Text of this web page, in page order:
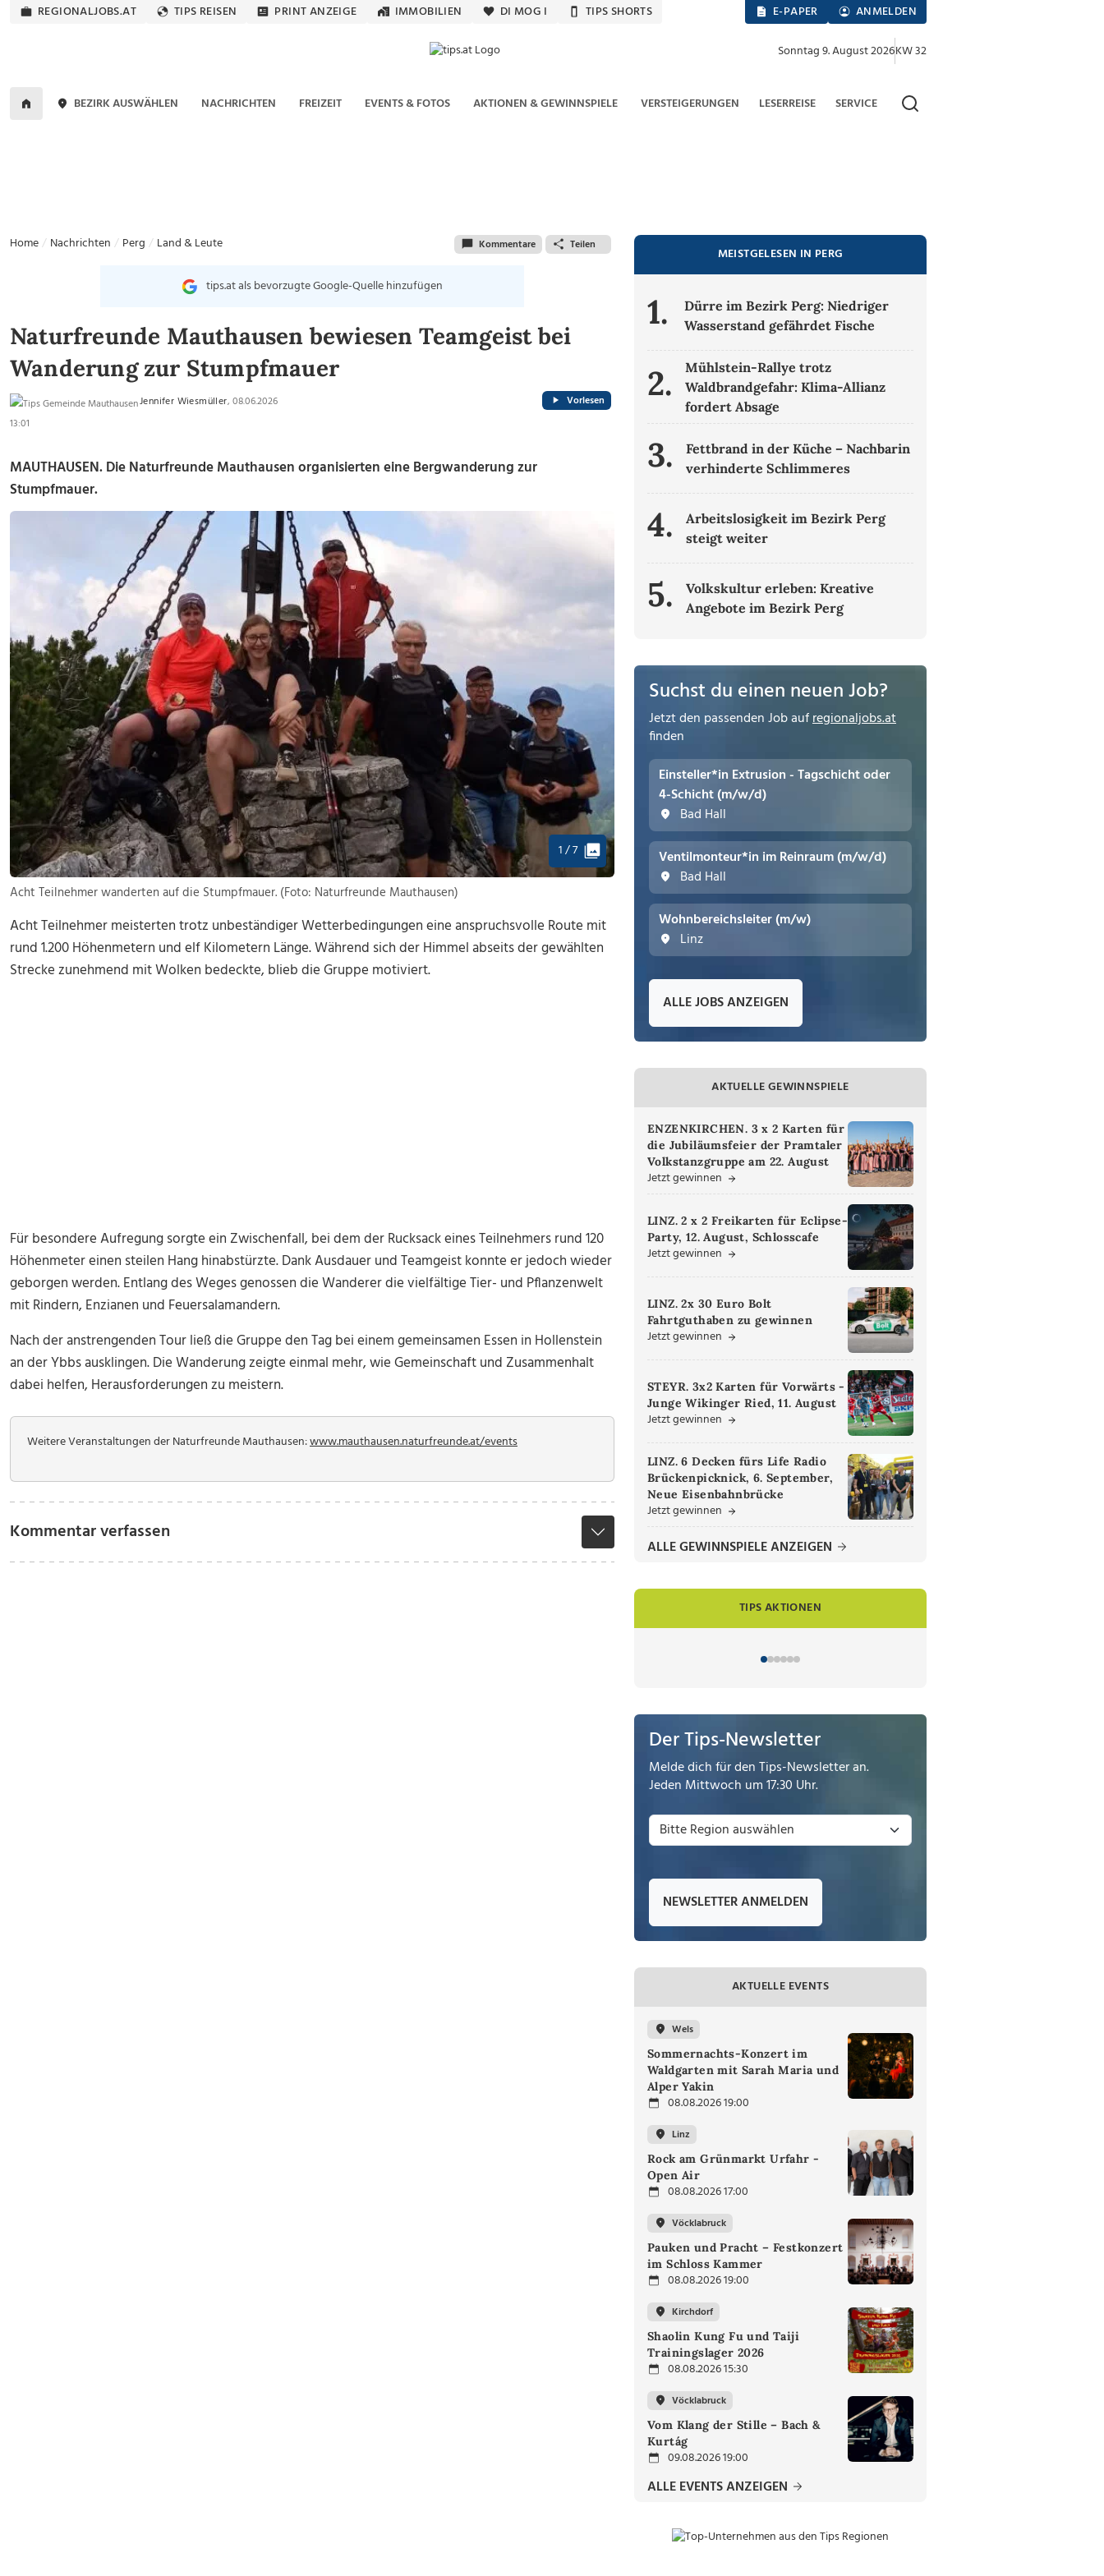
REGIONALJOBS.AT TIPS REISEN PRINT ANZEIGE IMMOBILIEN DI MOG I TIPS SHORTS E-PAPER ANMELDEN
Sonntag 9. August 2026KW 32
BEZIRK AUSWÄHLEN NACHRICHTEN FREIZEIT EVENTS & FOTOS AKTIONEN & GEWINNSPIELE VERSTEIGERUNGEN LESERREISE SERVICE
Home Nachrichten Perg Land & Leute Kommentare Teilen
tips.at als bevorzugte Google-Quelle hinzufügen
Naturfreunde Mauthausen bewiesen Teamgeist bei
Wanderung zur Stumpfmauer
Jennifer Wiesmüller, 08.06.2026
13:01
Vorlesen
MAUTHAUSEN. Die Naturfreunde Mauthausen organisierten eine Bergwanderung zur
Stumpfmauer.
1 / 7
Acht Teilnehmer wanderten auf die Stumpfmauer. (Foto: Naturfreunde Mauthausen)
Acht Teilnehmer meisterten trotz unbeständiger Wetterbedingungen eine anspruchsvolle Route mit
rund 1.200 Höhenmetern und elf Kilometern Länge. Während sich der Himmel abseits der gewählten
Strecke zunehmend mit Wolken bedeckte, blieb die Gruppe motiviert.
Für besondere Aufregung sorgte ein Zwischenfall, bei dem der Rucksack eines Teilnehmers rund 120
Höhenmeter einen steilen Hang hinabstürzte. Dank Ausdauer und Teamgeist konnte er jedoch wieder
geborgen werden. Entlang des Weges genossen die Wanderer die vielfältige Tier- und Pflanzenwelt
mit Rindern, Enzianen und Feuersalamandern.
Nach der anstrengenden Tour ließ die Gruppe den Tag bei einem gemeinsamen Essen in Hollenstein
an der Ybbs ausklingen. Die Wanderung zeigte einmal mehr, wie Gemeinschaft und Zusammenhalt
dabei helfen, Herausforderungen zu meistern.
Weitere Veranstaltungen der Naturfreunde Mauthausen:www.mauthausen.naturfreunde.at/events
Kommentar verfassen
MEISTGELESEN IN PERG
1.
Dürre im Bezirk Perg: Niedriger
Wasserstand gefährdet Fische
2.
Mühlstein-Rallye trotz
Waldbrandgefahr: Klima-Allianz
fordert Absage
3.
Fettbrand in der Küche – Nachbarin
verhinderte Schlimmeres
4.
Arbeitslosigkeit im Bezirk Perg
steigt weiter
5.
Volkskultur erleben: Kreative
Angebote im Bezirk Perg
Suchst du einen neuen Job?
Jetzt den passenden Job aufregionaljobs.at
finden
Einsteller*in Extrusion - Tagschicht oder
4-Schicht (m/w/d)
Bad Hall
Ventilmonteur*in im Reinraum (m/w/d)
Bad Hall
Wohnbereichsleiter (m/w)
Linz
ALLE JOBS ANZEIGEN
AKTUELLE GEWINNSPIELE
ENZENKIRCHEN. 3 x 2 Karten für
die Jubiläumsfeier der Pramtaler
Volkstanzgruppe am 22. August
Jetzt gewinnen
LINZ. 2 x 2 Freikarten für Eclipse-
Party, 12. August, Schlosscafe
Jetzt gewinnen
LINZ. 2x 30 Euro Bolt
Fahrtguthaben zu gewinnen
Jetzt gewinnen
STEYR. 3x2 Karten für Vorwärts -
Junge Wikinger Ried, 11. August
Jetzt gewinnen
LINZ. 6 Decken fürs Life Radio
Brückenpicknick, 6. September,
Neue Eisenbahnbrücke
Jetzt gewinnen
ALLE GEWINNSPIELE ANZEIGEN
TIPS AKTIONEN
Der Tips-Newsletter
Melde dich für den Tips-Newsletter an.
Jeden Mittwoch um 17:30 Uhr.
NEWSLETTER ANMELDEN
AKTUELLE EVENTS
Wels
Sommernachts-Konzert im
Waldgarten mit Sarah Maria und
Alper Yakin
08.08.2026 19:00
Linz
Rock am Grünmarkt Urfahr -
Open Air
08.08.2026 17:00
Vöcklabruck
Pauken und Pracht – Festkonzert
im Schloss Kammer
08.08.2026 19:00
Kirchdorf
Shaolin Kung Fu und Taiji
Trainingslager 2026
08.08.2026 15:30
Vöcklabruck
Vom Klang der Stille – Bach &
Kurtág
09.08.2026 19:00
ALLE EVENTS ANZEIGEN